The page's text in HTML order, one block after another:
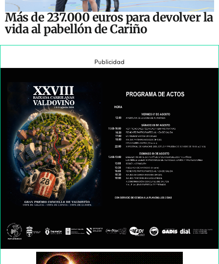
Más de 237.000 euros para devolver la
vida al pabellón de Cariño
Publicidad